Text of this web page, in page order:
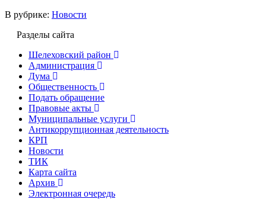
В рубрике: Новости
Разделы сайта
Шелеховский район
Администрация
Дума
Общественность
Подать обращение
Правовые акты
Муниципальные услуги
Антикоррупционная деятельность
КРП
Новости
ТИК
Карта сайта
Архив
Электронная очередь